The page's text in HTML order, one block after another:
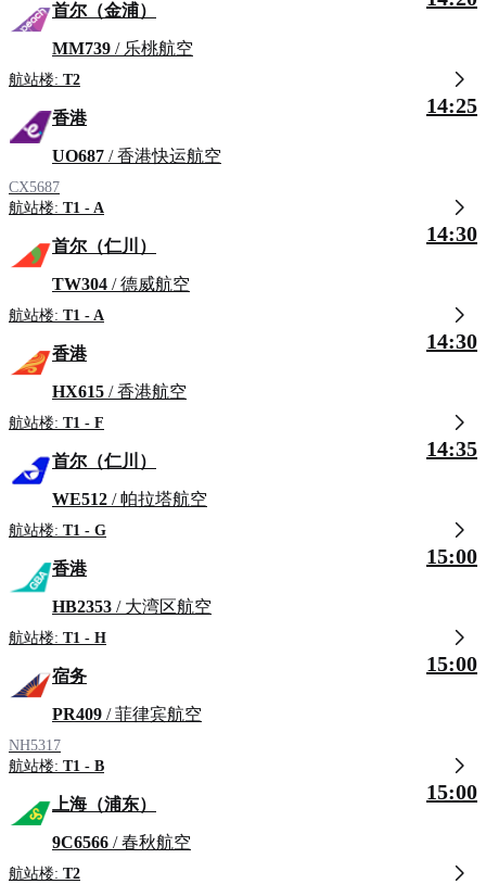
首尔（金浦）
MM739 / 乐桃航空
航站楼: T2
香港
UO687 / 香港快运航空
CX5687
航站楼: T1 - A
14:25
首尔（仁川）
TW304 / 德威航空
航站楼: T1 - A
14:30
香港
HX615 / 香港航空
航站楼: T1 - F
14:30
首尔（仁川）
WE512 / 帕拉塔航空
航站楼: T1 - G
14:35
香港
HB2353 / 大湾区航空
航站楼: T1 - H
15:00
宿务
PR409 / 菲律宾航空
NH5317
航站楼: T1 - B
15:00
上海（浦东）
9C6566 / 春秋航空
航站楼: T2
15:00